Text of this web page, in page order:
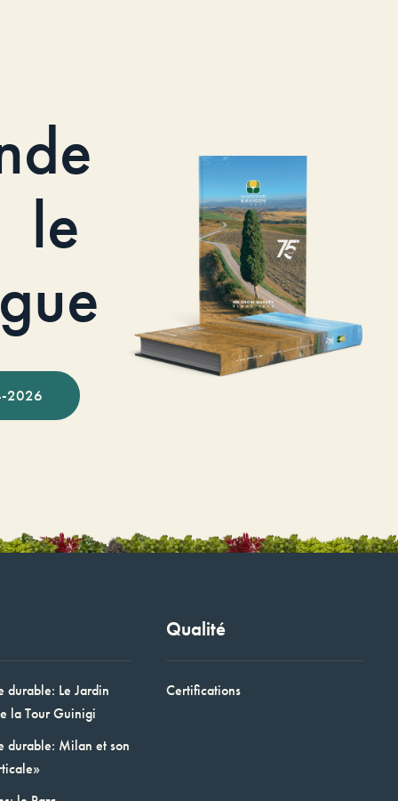
le
2026
durable: Le Jardin
la Tour Guinigi
durable: Milan et son
Qualité
Certifications